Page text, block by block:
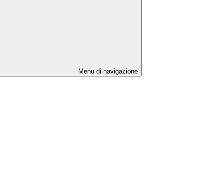
Menu di navigazione